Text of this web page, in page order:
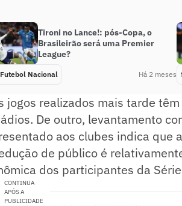
Tironi no Lance!: pós-Copa, o
Brasileirão será uma Premier
League?
Futebol Nacional Há 2 meses
jogos realizados mais tarde
De outro, levantamento
aos clubes indica que
de público é
dos participantes da
CONTINUA
APÓS A
PUBLICIDADE